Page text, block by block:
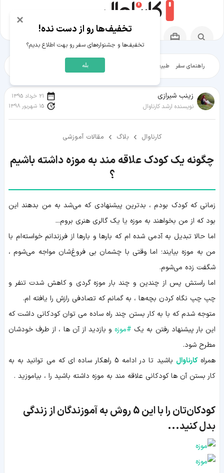
راهنمای سفر طبیعت‌گردی شهرگردی
زينب شيرازی
نویسنده ارشد کارناوال
21 خرداد 1395
15 شهریور 1398
کارناوال بلاگ مقالات آموزشی
چگونه یک کودک علاقه مند به موزه داشته باشیم
؟
زمانی که کودک بودم ، بدترین پیشنهادی که می‌شد به من بدهند این
بود که از من بخواهند به موزه یا یک گالری هنری بروم...
اما حالا تبدیل به آدمی شده ام که بارها و بارها از فرزندانم خواسته‌ام با
من به موزه بیایند؛ اما وقتی با چشمان بی فروغ‌شان مواجه می‌شوم ،
شگفت زده می‌شوم.
اما راستش پس از چندین و چند بار موزه گردی و کاهش شدت تنفر و
چپ چپ نگاه کردن بچه‌ها ، به گمانم که تصادفی رازش را یافته ام.
متوجه شدم که با به کار بستن چند راه ساده می توان کودکانی داشت که
این بار پیشنهاد رفتن به یک #موزه و بازدید از آن ها ، از طرف خودشان
مطرح شود.
همراهکارناوال
باشید تا در ادامه 5 راهکار ساده ای که می توانید به به
کار بستن آن ها کودکانی علاقه مند به موزه داشته باشید را ، بیاموزید .
کودکان‌تان را با این 5 روش به آموزندگان از زندگی
بدل کنید...
×
تخفیف‌ها رو از دست نده!
تخفیف‌ها و جشنواره‌های سفر رو بهت اطلاع بدیم؟
بله